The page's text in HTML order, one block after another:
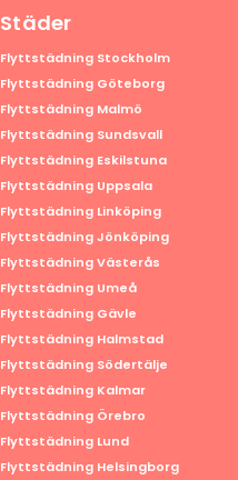
Städer
Flyttstädning Stockholm
Flyttstädning Göteborg
Flyttstädning Malmö
Flyttstädning Sundsvall
Flyttstädning Eskilstuna
Flyttstädning Uppsala
Flyttstädning Linköping
Flyttstädning Jönköping
Flyttstädning Västerås
Flyttstädning Umeå
Flyttstädning Gävle
Flyttstädning Halmstad
Flyttstädning Södertälje
Flyttstädning Kalmar
Flyttstädning Örebro
Flyttstädning Lund
Flyttstädning Helsingborg